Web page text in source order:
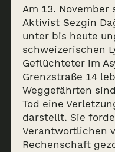
Am 13.
Aktivist Sezgin
unter bis heute
schweizerischen
Geflüchteter im
Grenzstraße 14
Weggefährten
Tod eine
darstellt. Sie
Verantwortlichen
Rechenschaft